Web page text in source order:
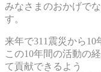
みなさまのおかげで
す。
来年で311震災から10
この10年間の活動の
て貢献できるよう